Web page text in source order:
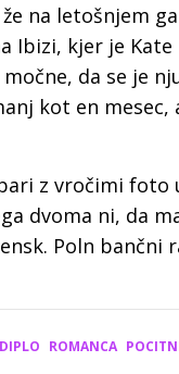
na letošnjem
Ibizi, kjer je
da se je
kot en
z vročimi
dvoma ni, da
Poln
DIPLO ROMANCA